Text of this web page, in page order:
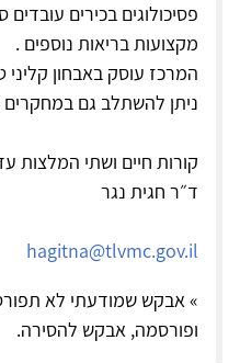
פסיכולוגים בכירים עובדים
מקצועות בריאות נוספים .
המרכז עוסק באבחון קליני
ניתן להשתלב גם
קורות חיים ושתי המלצות
ד״ר חגית נגר
hagitna@tlvmc.gov.il
» אבקש שמודעתי לא
ופורסמה, אבקש להסירה.